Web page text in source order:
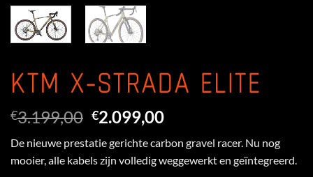
KTM X-STRADA ELITE
€3.199,00 Oorspronkelijke
was:
€3.199,00.
€2.099,00Huidige
is:
€2.099,00.
De nieuwe prestatie gerichte carbon gravel racer. Nu nog
mooier, alle kabels zijn volledig weggewerkt en geïntegreerd.